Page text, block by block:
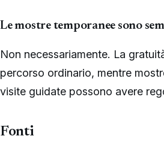
Le mostre temporanee sono
Non necessariamente. La
percorso ordinario, mentre
visite guidate possono avere
Fonti